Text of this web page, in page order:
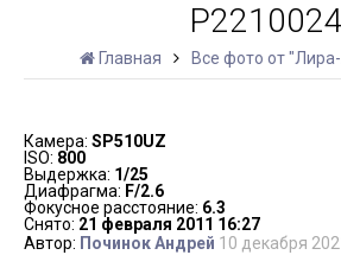
P2210024
Главная Все фото от
Камера: SP510UZ
ISO: 800
Выдержка: 1/25
Диафрагма: F/2.6
Фокусное расстояние: 6.3
Снято: 21 февраля 2011 16:27
Автор: Починок Андрей 10 декабря